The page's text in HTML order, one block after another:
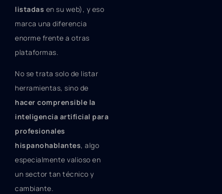
listadas en su web), y eso
marca una diferencia
enorme frente a otras
plataformas.
No se trata solo de listar
herramientas, sino de
hacer comprensible la
inteligencia artificial para
profesionales
hispanohablantes, algo
especialmente valioso en
un sector tan técnico y
cambiante.